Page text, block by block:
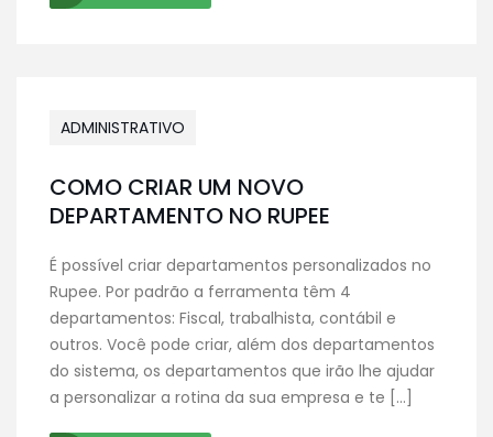
ADMINISTRATIVO
COMO CRIAR UM NOVO
DEPARTAMENTO NO RUPEE
É possível criar departamentos personalizados no
Rupee. Por padrão a ferramenta têm 4
departamentos: Fiscal, trabalhista, contábil e
outros. Você pode criar, além dos departamentos
do sistema, os departamentos que irão lhe ajudar
a personalizar a rotina da sua empresa e te […]